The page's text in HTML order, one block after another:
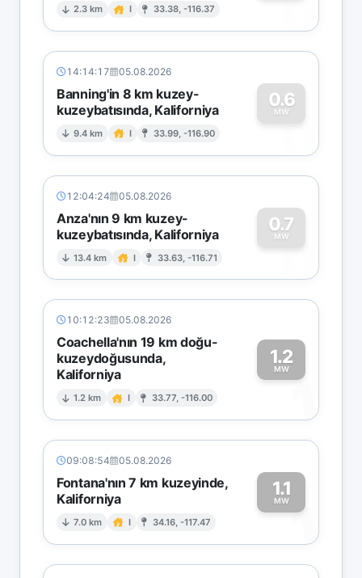
2.3 km I 33.38, -116.37 0
14:14:17 05.08.2026
Banning'in 8 km kuzey-
kuzeybatısında, Kaliforniya
9.4 km I 33.99, -116.90
0.6
MW
0
12:04:24 05.08.2026
Anza'nın 9 km kuzey-
kuzeybatısında, Kaliforniya
13.4 km I 33.63, -116.71
0.7
MW
0
10:12:23 05.08.2026
Coachella'nın 19 km doğu-
kuzeydoğusunda,
Kaliforniya
1.2 km I 33.77, -116.00
1.2
MW
1
09:08:54 05.08.2026
Fontana'nın 7 km kuzeyinde,
Kaliforniya
7.0 km I 34.16, -117.47
1.1
MW1